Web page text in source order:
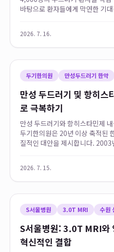
바탕으로 환자들에게 막연한 기
2026. 7. 16.
두기한의원 만성두드러기 한약
만성 두드러기 및 항히스
로 극복하기
만성 두드러기와 항히스타민제
두기한의원은 20년 이상 축적된
질적인 대안을 제시합니다.
2026. 7. 15.
S서울병원 3.0T MRI 수원
S서울병원: 3.0T MRI와
혁신적인 결합